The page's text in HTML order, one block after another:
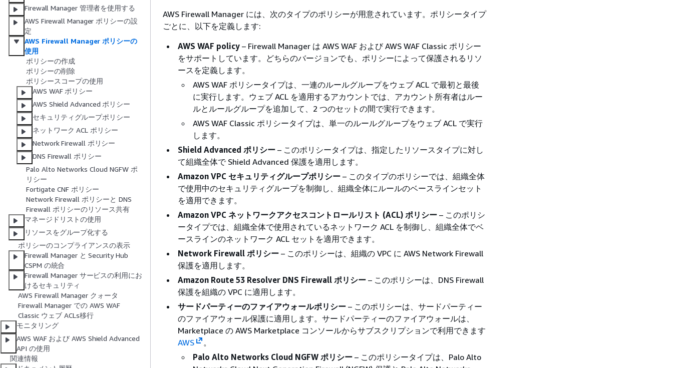
Firewall Manager 管理者を使用する
AWS Firewall Manager ポリシーの設
定
AWS Firewall Manager ポリシーの
使用
ポリシーの作成
ポリシーの削除
ポリシースコープの使用
AWS WAF ポリシー
AWS Shield Advanced ポリシー
セキュリティグループポリシー
ネットワーク ACL ポリシー
Network Firewall ポリシー
DNS Firewall ポリシー
Palo Alto Networks Cloud NGFW ポ
リシー
Fortigate CNF ポリシー
Network Firewall ポリシーと DNS
Firewall ポリシーのリソース共有
マネージドリストの使用
リソースをグループ化する
ポリシーのコンプライアンスの表示
Firewall Manager と Security Hub
CSPM の統合
Firewall Manager サービスの利用にお
けるセキュリティ
AWS Firewall Manager クォータ
Firewall Manager での AWS WAF
Classic ウェブ ACLs移行
モニタリング
AWS WAF および AWS Shield Advanced
API の使用
関連情報
AWS Firewall Manager には、次のタイプのポリシーが用意されています。ポリシータイプ
ごとに、以下を定義します:
AWS WAF policy – Firewall Manager は AWS WAF および AWS WAF Classic ポリシー
をサポートしています。どちらのバージョンでも、ポリシーによって保護されるリソ
ースを定義します。
AWS WAF ポリシータイプは、一連のルールグループをウェブ ACL で最初と最後
に実行します。ウェブ ACL を適用するアカウントでは、アカウント所有者はルー
ルとルールグループを追加して、2 つのセットの間で実行できます。
AWS WAF Classic ポリシータイプは、単一のルールグループをウェブ ACL で実行
します。
Shield Advanced ポリシー – このポリシータイプは、指定したリソースタイプに対し
て組織全体で Shield Advanced 保護を適用します。
Amazon VPC セキュリティグループポリシー – このタイプのポリシーでは、組織全体
で使用中のセキュリティグループを制御し、組織全体にルールのベースラインセット
を適用できます。
Amazon VPC ネットワークアクセスコントロールリスト (ACL) ポリシー – このポリシ
ータイプでは、組織全体で使用されているネットワーク ACL を制御し、組織全体でベ
ースラインのネットワーク ACL セットを適用できます。
Network Firewall ポリシー – このポリシーは、組織の VPC に AWS Network Firewall
保護を適用します。
Amazon Route 53 Resolver DNS Firewall ポリシー – このポリシーは、DNS Firewall
保護を組織の VPC に適用します。
サードパーティーのファイアウォールポリシー – このポリシーは、サードパーティー
のファイアウォール保護に適用します。サードパーティーのファイアウォールは、
Marketplace の AWS Marketplace コンソールからサブスクリプションで利用できます
AWS
。
Palo Alto Networks Cloud NGFW ポリシー – このポリシータイプは、Palo Alto